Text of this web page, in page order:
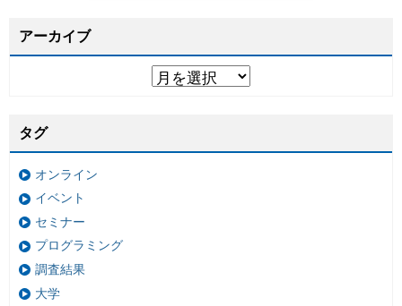
アーカイブ
タグ
オンライン
イベント
セミナー
プログラミング
調査結果
大学